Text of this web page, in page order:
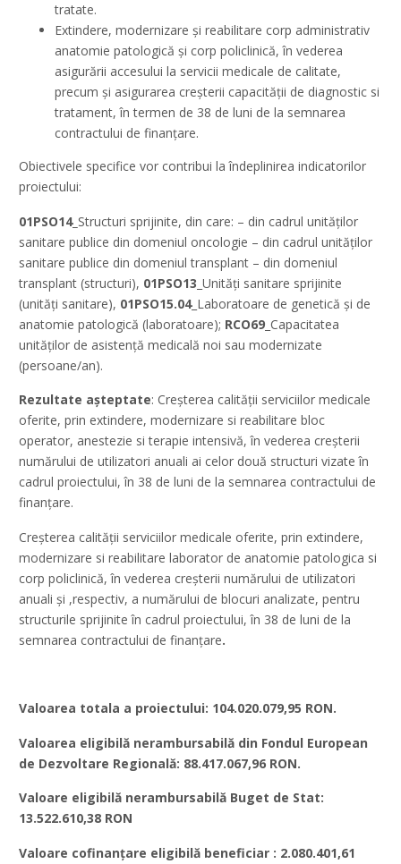
tratate.
Extindere, modernizare și reabilitare corp administrativ
anatomie patologică și corp policlinică, în vederea
asigurării accesului la servicii medicale de calitate,
precum și asigurarea creșterii capacității de diagnostic si
tratament, în termen de 38 de luni de la semnarea
contractului de finanțare.
Obiectivele specifice vor contribui la îndeplinirea indicatorilor
proiectului:
01PSO14_ Structuri sprijinite, din care: – din cadrul unităților
sanitare publice din domeniul oncologie – din cadrul unităților
sanitare publice din domeniul transplant – din domeniul
transplant (structuri), 01PSO13 _Unități sanitare sprijinite
(unități sanitare), 01PSO15.04_Laboratoare de genetică și de
anatomie patologică (laboratoare); RCO69 _Capacitatea
unităților de asistență medicală noi sau modernizate
(persoane/an).
Rezultate așteptate: Creșterea calității serviciilor medicale
oferite, prin extindere, modernizare si reabilitare bloc
operator, anestezie si terapie intensivă, în vederea creșterii
numărului de utilizatori anuali ai celor două structuri vizate în
cadrul proiectului, în 38 de luni de la semnarea contractului de
finanțare.
Creșterea calității serviciilor medicale oferite, prin extindere,
modernizare si reabilitare laborator de anatomie patologica si
corp policlinică, în vederea creșterii numărului de utilizatori
anuali și ,respectiv, a numărului de blocuri analizate, pentru
structurile sprijinite în cadrul proiectului, în 38 de luni de la
semnarea contractului de finanțare.
Valoarea totala a proiectului: 104.020.079,95 RON.
Valoarea eligibilă nerambursabilă din Fondul European
de Dezvoltare Regională: 88.417.067,96 RON.
Valoare eligibilă nerambursabilă Buget de Stat:
13.522.610,38 RON
Valoare cofinanțare eligibilă beneficiar : 2.080.401,61